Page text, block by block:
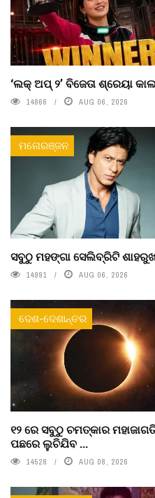
‘ଲକ୍ ଅପ୍ ୨’ ବିଜେତା ଶ୍ରେୟା
14866 AUG 06, 2026
ମନୋରଞ୍ଜନ
ସବୁଠୁ ମହଙ୍ଗା ସେଲିବ୍ରିଟି
14991 AUG 06, 2026
ଦେଶ-ଦେଶାନ୍ତର
୧୨ ରେ ସବୁଠୁ ଚମତ୍କାର
ପଛରେ ଲୁଚିଯିବ ...
14528 AUG 08, 2026